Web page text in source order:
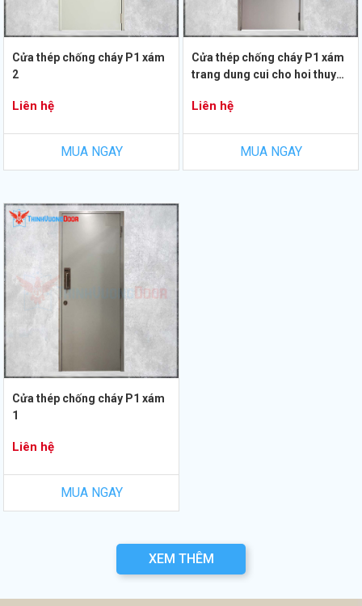
Cửa thép chống cháy P1 xám
2
Liên hệ
MUA NGAY
Cửa thép chống cháy P1 xám
trang dung cui cho hoi thuy
Liên hệ
MUA NGAY
Cửa thép chống cháy P1 xám
1
Liên hệ
MUA NGAY
XEM THÊM